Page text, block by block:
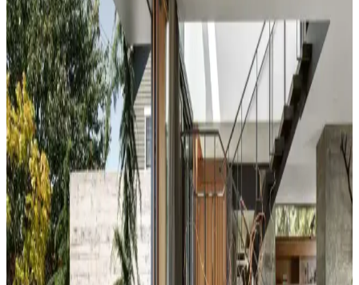
Duvar Rengiyle Uyumlu Perde Seçimi: Yeşil,
Turuncu ve Kahverenginin Mekâna Etkisi
Duvar rengine uyumlu perde seçimi, mekânın atmosferini belirler.
Yeşil tonlar doğal sakinlik sunarken, turuncu ve kahverengi sıcaklık
katar. Kalın keten ve karartma perdeler ışık kontrolünde avantaj
sağlar.
Yatak Odası Duvar Rengi Seçiminde Işık ve
Tonların Önemi ve Etkileri
Yatak odası duvar renginin seçimi, ışık koşulları, zemin ve pencere
yerleşimi gibi faktörlerle uyumlu olmalıdır. Sıcak-soğuk kahverengi
ve yeşil tonları farklı atmosferler yaratır. Renk örnekleri farklı ışık
koşullarında test edilmelidir.
Kahvaltı Köşeleri İçin Sandalye Seçenekleri ve